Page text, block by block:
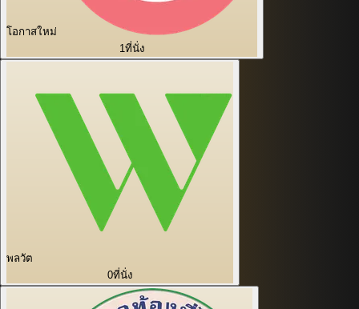
โอกาสใหม่
1ที่นั่ง
พลวัต
0ที่นั่ง